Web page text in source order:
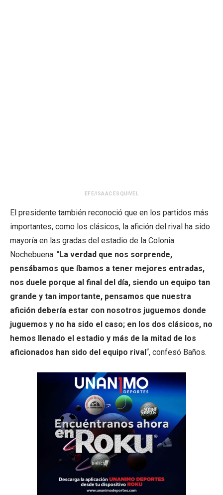
EFE/ISAAC ESQUIVEL
El presidente también reconoció que en los partidos más
importantes, como los clásicos, la afición del rival ha sido
mayoría en las gradas del estadio de la Colonia
Nochebuena. “La verdad que nos sorprende,
pensábamos que íbamos a tener mejores entradas,
nos duele porque al final del día, siendo un equipo tan
grande y tan importante, pensamos que nuestra
afición debería estar con nosotros juguemos donde
juguemos y no ha sido el caso; en los dos clásicos, no
hemos llenado el estadio y más de la mitad de los
aficionados han sido del equipo rival“, confesó Baños.